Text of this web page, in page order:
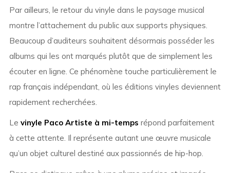
Par ailleurs, le retour du vinyle dans le paysage musical
montre l’attachement du public aux supports physiques.
Beaucoup d’auditeurs souhaitent désormais posséder les
albums qui les ont marqués plutôt que de simplement les
écouter en ligne. Ce phénomène touche particulièrement le
rap français indépendant, où les éditions vinyles deviennent
rapidement recherchées.
Le vinyle Paco Artiste à mi-temps répond parfaitement
à cette attente. Il représente autant une œuvre musicale
qu’un objet culturel destiné aux passionnés de hip-hop.